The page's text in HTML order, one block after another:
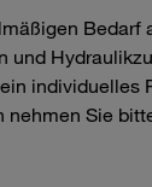
Bedarf
und
individuelles
nehmen Sie